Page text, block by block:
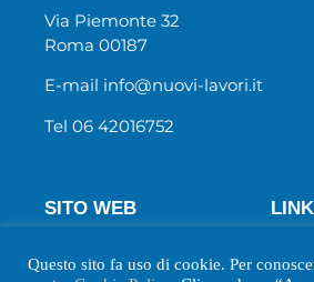
Via Piemonte 32
Roma 00187
E-mail info@nuovi-lavori.it
Tel 06 42016752
SITO WEB
Newsletter
Questo sito fa uso di cookie. Per